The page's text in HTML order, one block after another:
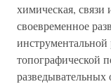
химическая,
своевременное
топографической